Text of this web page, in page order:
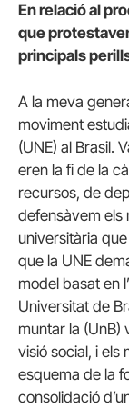
En relació al
que
principals
A la meva
moviment
(UNE) al Brasil.
eren la fi de la
recursos, de
defensàvem els
universitària
que la UNE
model basat en
Universitat de
muntar la (UnB)
visió social, i els
esquema de la
consolidació